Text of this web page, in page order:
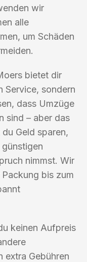
wir
alle
um Schäden
bietet dir
Service, sondern
dass Umzüge
sind – aber das
Geld sparen,
nimmst. Wir
bis zum
keinen Aufpreis
extra Gebühren